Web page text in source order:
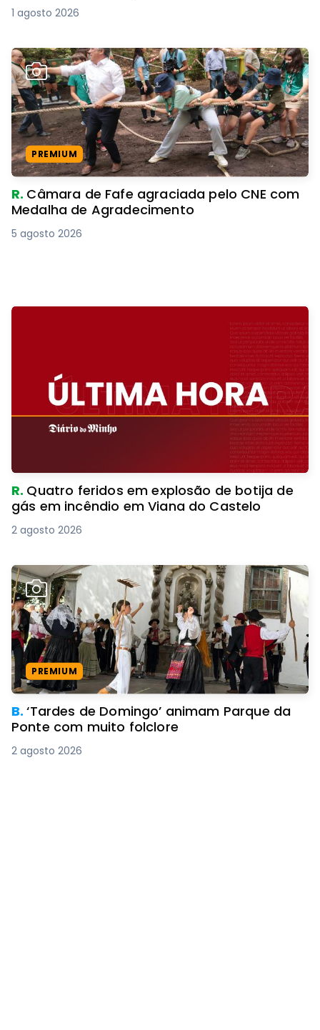
1 agosto 2026
PREMIUM
R. Câmara de Fafe agraciada pelo CNE com
Medalha de Agradecimento
5 agosto 2026
R. Quatro feridos em explosão de botija de
gás em incêndio em Viana do Castelo
2 agosto 2026
PREMIUM
B.‘Tardes de Domingo’ animam Parque da
Ponte com muito folclore
2 agosto 2026